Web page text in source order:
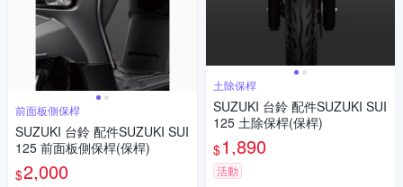
前面板側保桿
SUZUKI 台鈴 配件SUZUKI SUI
125 前面板側保桿(保桿)
$2,000
土除保桿
SUZUKI 台鈴 配件SUZUKI SUI
125 土除保桿(保桿)
$1,890
活動